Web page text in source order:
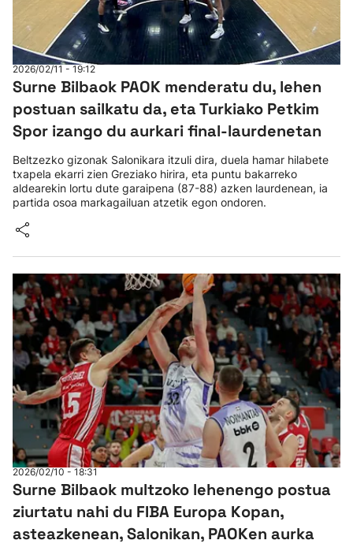
2026/02/11 - 19:12
Surne Bilbaok PAOK menderatu du, lehen
postuan sailkatu da, eta Turkiako Petkim
Spor izango du aurkari final-laurdenetan
Beltzezko gizonak Salonikara itzuli dira, duela hamar hilabete
txapela ekarri zien Greziako hirira, eta puntu bakarreko
aldearekin lortu dute garaipena (87-88) azken laurdenean, ia
partida osoa markagailuan atzetik egon ondoren.
2026/02/10 - 18:31
Surne Bilbaok multzoko lehenengo postua
ziurtatu nahi du FIBA Europa Kopan,
asteazkenean, Salonikan, PAOKen aurka